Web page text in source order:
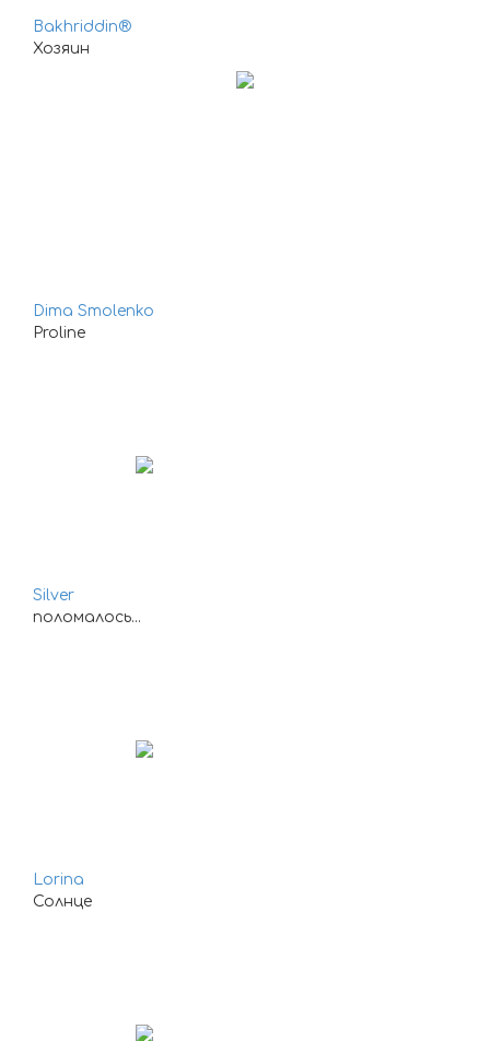
Bakhriddin®
Хозяин
Dima Smolenko
Proline
Silver
поломалось...
Lorina
Солнце